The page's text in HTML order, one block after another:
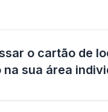
o cartão de
sua área